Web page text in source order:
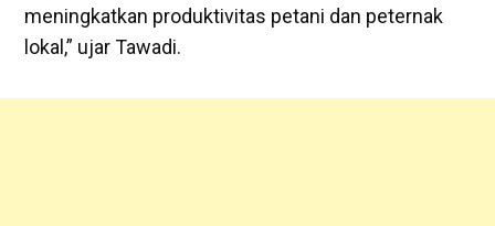
meningkatkan produktivitas petani dan peternak
lokal,” ujar Tawadi.